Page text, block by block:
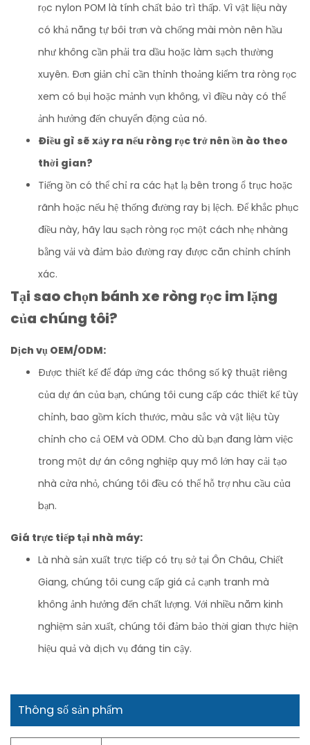
rọc nylon POM là tính chất bảo trì thấp. Vì vật liệu này
có khả năng tự bôi trơn và chống mài mòn nên hầu
như không cần phải tra dầu hoặc làm sạch thường
xuyên. Đơn giản chỉ cần thỉnh thoảng kiểm tra ròng rọc
xem có bụi hoặc mảnh vụn không, vì điều này có thể
ảnh hưởng đến chuyển động của nó.
Điều gì sẽ xảy ra nếu ròng rọc trở nên ồn ào theo
thời gian?
Tiếng ồn có thể chỉ ra các hạt lạ bên trong ổ trục hoặc
rãnh hoặc nếu hệ thống đường ray bị lệch. Để khắc phục
điều này, hãy lau sạch ròng rọc một cách nhẹ nhàng
bằng vải và đảm bảo đường ray được căn chỉnh chính
xác.
Tại sao chọn bánh xe ròng rọc im lặng
của chúng tôi?
Dịch vụ OEM/ODM:
Được thiết kế để đáp ứng các thông số kỹ thuật riêng
của dự án của bạn, chúng tôi cung cấp các thiết kế tùy
chỉnh, bao gồm kích thước, màu sắc và vật liệu tùy
chỉnh cho cả OEM và ODM. Cho dù bạn đang làm việc
trong một dự án công nghiệp quy mô lớn hay cải tạo
nhà cửa nhỏ, chúng tôi đều có thể hỗ trợ nhu cầu của
bạn.
Giá trực tiếp tại nhà máy:
Là nhà sản xuất trực tiếp có trụ sở tại Ôn Châu, Chiết
Giang, chúng tôi cung cấp giá cả cạnh tranh mà
không ảnh hưởng đến chất lượng. Với nhiều năm kinh
nghiệm sản xuất, chúng tôi đảm bảo thời gian thực hiện
hiệu quả và dịch vụ đáng tin cậy.
Thông số sản phẩm